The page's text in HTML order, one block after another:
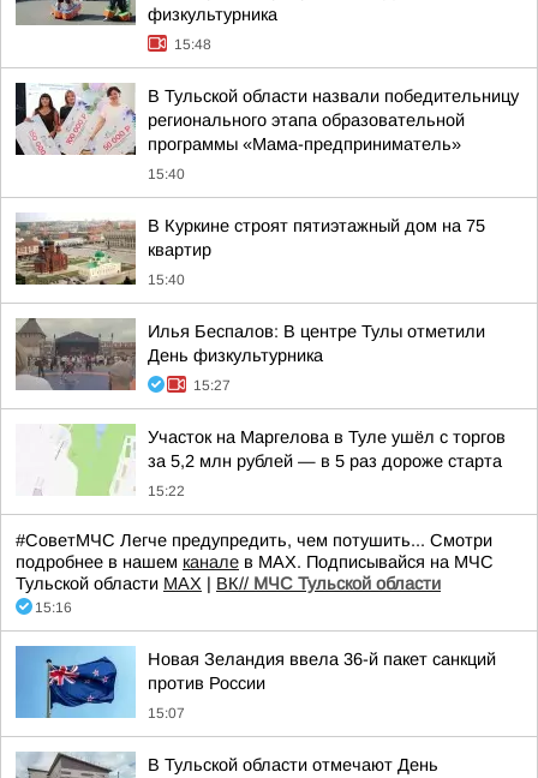
физкультурника
15:48
В Тульской области назвали победительницу
регионального этапа образовательной
программы «Мама-предприниматель»
15:40
В Куркине строят пятиэтажный дом на 75
квартир
15:40
Илья Беспалов: В центре Тулы отметили
День физкультурника
15:27
Участок на Маргелова в Туле ушёл с торгов
за 5,2 млн рублей — в 5 раз дороже старта
15:22
#СоветМЧС Легче предупредить, чем потушить... Смотри
подробнее в нашем канале в МАХ. Подписывайся на МЧС
Тульской области MAX | ВК// МЧС Тульской области
15:16
Новая Зеландия ввела 36-й пакет санкций
против России
15:07
В Тульской области отмечают День